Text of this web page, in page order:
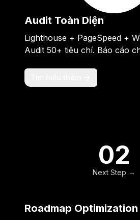
Audit Toàn Diện
Lighthouse + PageSpeed +
Audit 50+ tiêu chí. Báo cáo
02
Next Step →
Roadmap Optimization